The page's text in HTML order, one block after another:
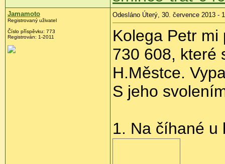
Jamamoto
Registrovaný uživatel
Číslo příspěvku: 773
Registrován: 1-2011
Odesláno Úterý, 30. července 2013 -
Kolega Petr
730 608, které
H.Městce.
S jeho
1. Na číhané u